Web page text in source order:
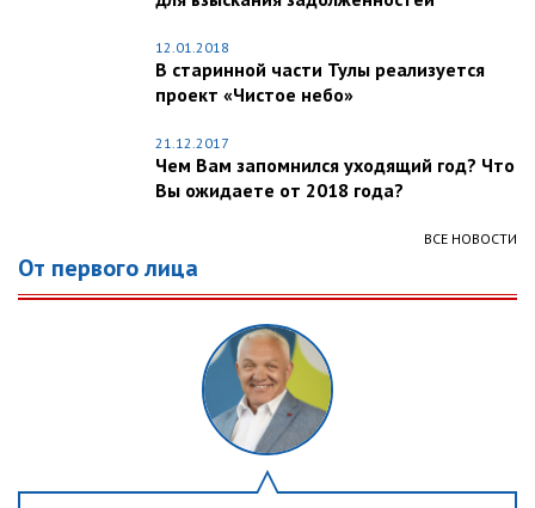
12.01.2018
В старинной части Тулы реализуется
проект «Чистое небо»
21.12.2017
Чем Вам запомнился уходящий год? Что
Вы ожидаете от 2018 года?
ВСЕ НОВОСТИ
От первого лица